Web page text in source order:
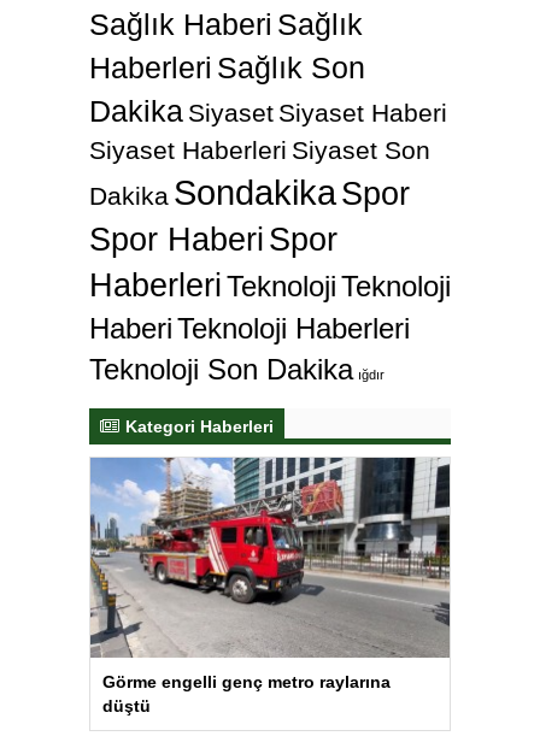
Sağlık Haberi Sağlık
Haberleri Sağlık Son
Dakika Siyaset Siyaset Haberi
Siyaset Haberleri Siyaset Son
Dakika SondakikaSpor
Spor Haberi Spor
HaberleriTeknolojiTeknoloji
HaberiTeknoloji Haberleri
Teknoloji Son Dakika ığdır
Kategori Haberleri
Görme engelli genç metro raylarına
düştü